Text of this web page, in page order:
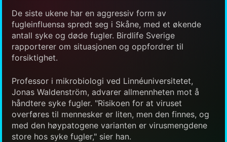
De siste ukene har en aggressiv form av
fugleinfluensa spredt seg i Skåne, med et økende
antall syke og døde fugler. Birdlife Sverige
rapporterer om situasjonen og oppfordrer til
forsiktighet.
Professor i mikrobiologi ved Linnéuniversitetet,
Jonas Waldenström, advarer allmennheten mot å
håndtere syke fugler. "Risikoen for at viruset
overføres til mennesker er liten, men den finnes, og
med den høypatogene varianten er virusmengdene
store hos syke fugler," sier han.